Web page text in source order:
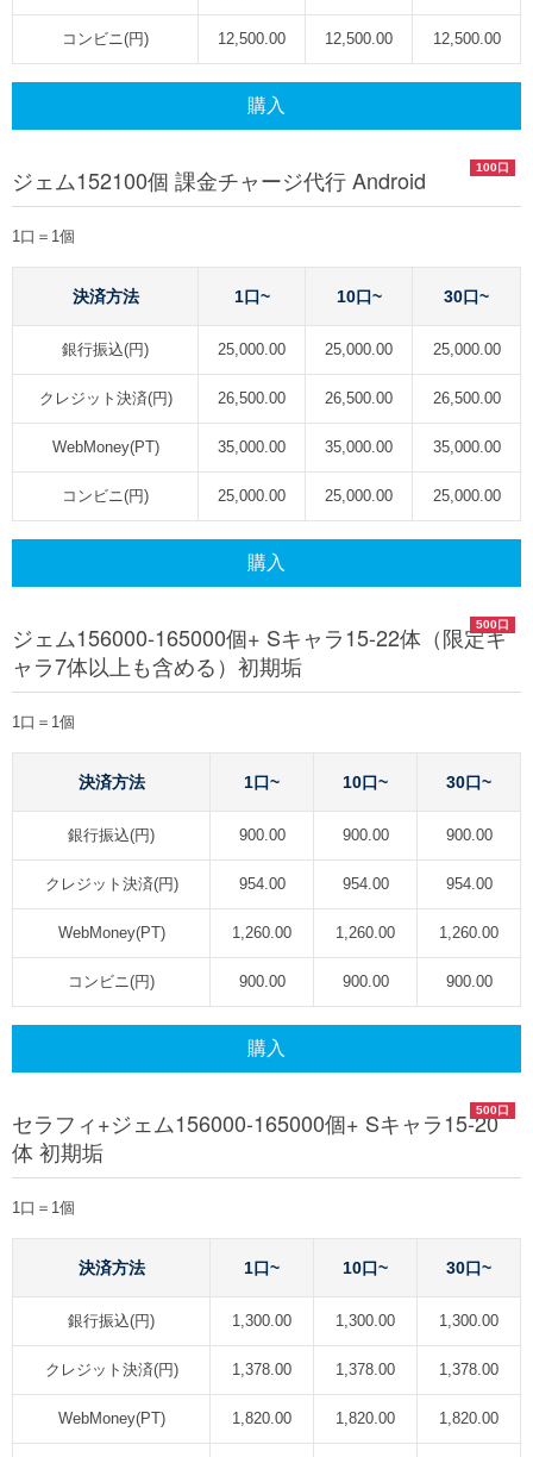
コンビニ(円) 12,500.00 12,500.00 12,500.00
購入
100口
ジェム152100個 課金チャージ代行 Android
1口＝1個
決済方法 1口~ 10口~ 30口~
銀行振込(円) 25,000.00 25,000.00 25,000.00
クレジット決済(円) 26,500.00 26,500.00 26,500.00
WebMoney(PT) 35,000.00 35,000.00 35,000.00
コンビニ(円) 25,000.00 25,000.00 25,000.00
購入
500口
ジェム156000-165000個+ Sキャラ15-22体（限定キ
ャラ7体以上も含める）初期垢
1口＝1個
決済方法 1口~ 10口~ 30口~
銀行振込(円) 900.00 900.00 900.00
クレジット決済(円) 954.00 954.00 954.00
WebMoney(PT) 1,260.00 1,260.00 1,260.00
コンビニ(円) 900.00 900.00 900.00
購入
500口
セラフィ+ジェム156000-165000個+ Sキャラ15-20
体 初期垢
1口＝1個
決済方法 1口~ 10口~ 30口~
銀行振込(円) 1,300.00 1,300.00 1,300.00
クレジット決済(円) 1,378.00 1,378.00 1,378.00
WebMoney(PT) 1,820.00 1,820.00 1,820.00